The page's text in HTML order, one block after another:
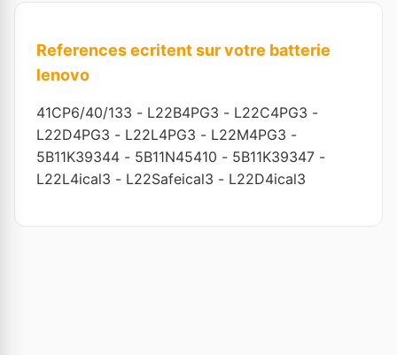
References ecritent sur votre batterie
lenovo
41CP6/40/133 - L22B4PG3 - L22C4PG3 -
L22D4PG3 - L22L4PG3 - L22M4PG3 -
5B11K39344 - 5B11N45410 - 5B11K39347 -
L22L4ical3 - L22Safeical3 - L22D4ical3